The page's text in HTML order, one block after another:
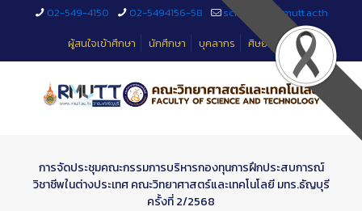
02-549-4150 02-5494156-58
sciteched@rmutt.ac.th
ผู้สนใจเข้าศึกษา
นักศึกษา บุคลากร ศิษย์เก่า
การจัดประชุมคณะกรรมการบริหารกองทุนการฝึกประสบการณ์
วิชาชีพในต่างประเทศ คณะวิทยาศาสตร์และเทคโนโลยี มทร.ธัญบุรี
ครั้งที่ 2/2568